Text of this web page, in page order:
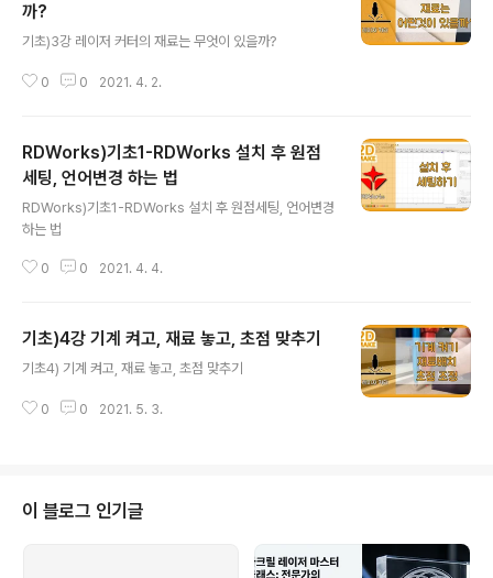
까?
기초)3강 레이저 커터의 재료는 무엇이 있을까?
0 0 2021. 4. 2.
RDWorks)기초1-RDWorks 설치 후 원점
세팅, 언어변경 하는 법
RDWorks)기초1-RDWorks 설치 후 원점세팅, 언어변경
하는 법
0 0 2021. 4. 4.
기초)4강 기계 켜고, 재료 놓고, 초점 맞추기
기초4) 기계 켜고, 재료 놓고, 초점 맞추기
0 0 2021. 5. 3.
이 블로그 인기글